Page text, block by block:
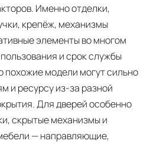
Именно отделки,
крепёж, механизмы
элементы во многом
и срок службы
похожие модели могут сильно
и ресурсу из-за разной
Для дверей особенно
скрытые механизмы и
— направляющие,